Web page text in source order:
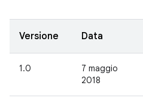
Versione Data
1.0
7 maggio
2018